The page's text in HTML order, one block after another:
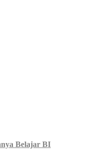
Belajar BI